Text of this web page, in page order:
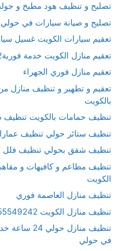
تصليح و تنظيف هود مطبخ و
تصليح و صيانة سيارات في
تعقيم سيارات الكويت غسيل
تعقيم منازل الكويت خدمة فورية65781212
تعقيم منازل فوري الجهراء
تعقيم و تطهير و تنظيف منازل من
بالكويت
تنظيف حمامات بالكويت
تنظيف ستائر حولي تنظيف
تنظيف شقق بحولي تنظيف فلل
تنظيف مطاعم و كافيهات و
الكويت
تنظيف منازل العاصمة فوري
تنظيف منازل الكويت 55549242
تنظيف منازل
في حولي